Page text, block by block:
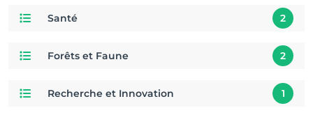
Santé 2
Forêts et Faune 2
Recherche et Innovation 1